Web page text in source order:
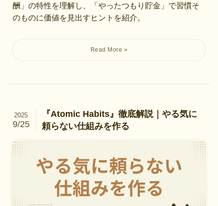
酬」の特性を理解し、「やったつもり貯金」で習慣そ
のものに価値を見出すヒントを紹介。
『Atomic Habits』徹底解説｜やる気に
頼らない仕組みを作る
2025
9/25